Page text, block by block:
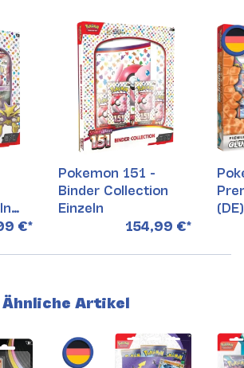
€*
Pokemon 151 -
Binder Collection
Einzeln
154,99 €*
(DE)
Ähnliche Artikel